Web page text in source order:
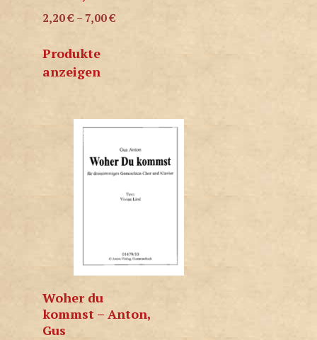
2,20€ – 7,00€
Produkte
anzeigen
Woher du
kommst – Anton,
Gus